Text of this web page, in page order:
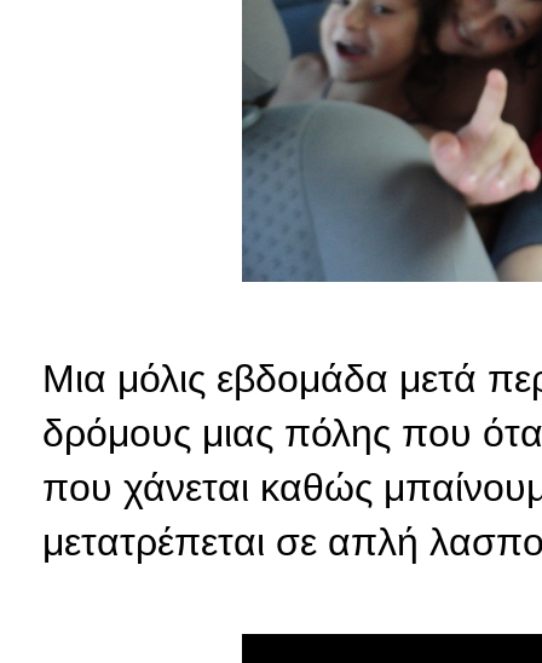
Μια μόλις εβδομάδα μετά
δρόμους μιας πόλης που
που χάνεται καθώς
μετατρέπεται σε απλή